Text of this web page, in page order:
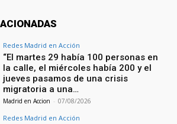
Redes Madrid en Acción
“El martes 29 había 100 personas en
la calle, el miércoles había 200 y el
jueves pasamos de una crisis
migratoria a una…
Madrid en Accion - 07/08/2026
Redes Madrid en Acción